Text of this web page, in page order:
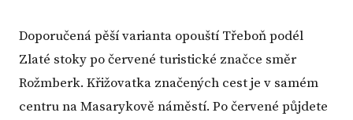
Doporučená pěší varianta opouští Třeboň podél
Zlaté stoky po červené turistické značce směr
Rožmberk. Křižovatka značených cest je v samém
centru na Masarykově náměstí. Po červené půjdete